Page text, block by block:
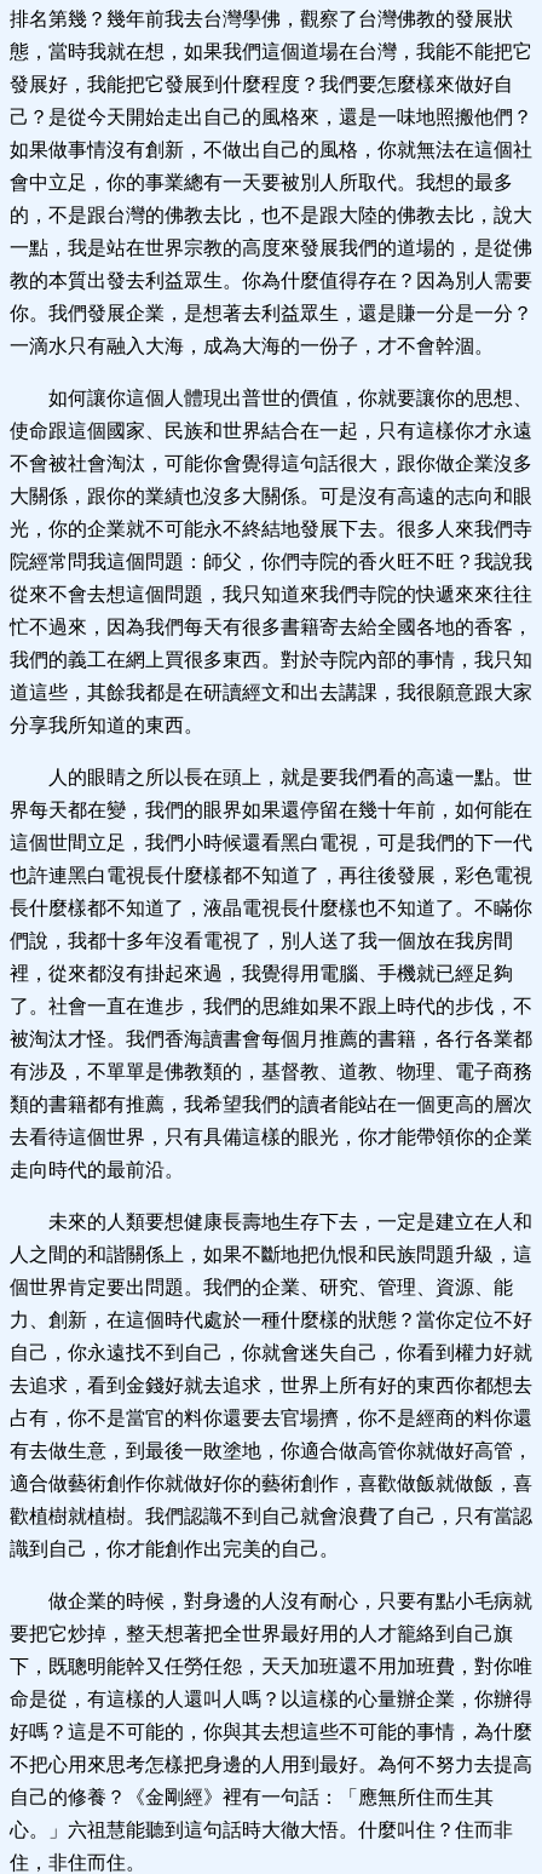
排名第幾？幾年前我去台灣學佛，觀察了台灣佛教的發展狀
態，當時我就在想，如果我們這個道場在台灣，我能不能把它
發展好，我能把它發展到什麼程度？我們要怎麼樣來做好自
己？是從今天開始走出自己的風格來，還是一味地照搬他們？
如果做事情沒有創新，不做出自己的風格，你就無法在這個社
會中立足，你的事業總有一天要被別人所取代。我想的最多
的，不是跟台灣的佛教去比，也不是跟大陸的佛教去比，說大
一點，我是站在世界宗教的高度來發展我們的道場的，是從佛
教的本質出發去利益眾生。你為什麼值得存在？因為別人需要
你。我們發展企業，是想著去利益眾生，還是賺一分是一分？
一滴水只有融入大海，成為大海的一份子，才不會幹涸。
如何讓你這個人體現出普世的價值，你就要讓你的思想、
使命跟這個國家、民族和世界結合在一起，只有這樣你才永遠
不會被社會淘汰，可能你會覺得這句話很大，跟你做企業沒多
大關係，跟你的業績也沒多大關係。可是沒有高遠的志向和眼
光，你的企業就不可能永不終結地發展下去。很多人來我們寺
院經常問我這個問題：師父，你們寺院的香火旺不旺？我說我
從來不會去想這個問題，我只知道來我們寺院的快遞來來往往
忙不過來，因為我們每天有很多書籍寄去給全國各地的香客，
我們的義工在網上買很多東西。對於寺院內部的事情，我只知
道這些，其餘我都是在研讀經文和出去講課，我很願意跟大家
分享我所知道的東西。
人的眼睛之所以長在頭上，就是要我們看的高遠一點。世
界每天都在變，我們的眼界如果還停留在幾十年前，如何能在
這個世間立足，我們小時候還看黑白電視，可是我們的下一代
也許連黑白電視長什麼樣都不知道了，再往後發展，彩色電視
長什麼樣都不知道了，液晶電視長什麼樣也不知道了。不瞞你
們說，我都十多年沒看電視了，別人送了我一個放在我房間
裡，從來都沒有掛起來過，我覺得用電腦、手機就已經足夠
了。社會一直在進步，我們的思維如果不跟上時代的步伐，不
被淘汰才怪。我們香海讀書會每個月推薦的書籍，各行各業都
有涉及，不單單是佛教類的，基督教、道教、物理、電子商務
類的書籍都有推薦，我希望我們的讀者能站在一個更高的層次
去看待這個世界，只有具備這樣的眼光，你才能帶領你的企業
走向時代的最前沿。
未來的人類要想健康長壽地生存下去，一定是建立在人和
人之間的和諧關係上，如果不斷地把仇恨和民族問題升級，這
個世界肯定要出問題。我們的企業、研究、管理、資源、能
力、創新，在這個時代處於一種什麼樣的狀態？當你定位不好
自己，你永遠找不到自己，你就會迷失自己，你看到權力好就
去追求，看到金錢好就去追求，世界上所有好的東西你都想去
占有，你不是當官的料你還要去官場擠，你不是經商的料你還
有去做生意，到最後一敗塗地，你適合做高管你就做好高管，
適合做藝術創作你就做好你的藝術創作，喜歡做飯就做飯，喜
歡植樹就植樹。我們認識不到自己就會浪費了自己，只有當認
識到自己，你才能創作出完美的自己。
做企業的時候，對身邊的人沒有耐心，只要有點小毛病就
要把它炒掉，整天想著把全世界最好用的人才籠絡到自己旗
下，既聰明能幹又任勞任怨，天天加班還不用加班費，對你唯
命是從，有這樣的人還叫人嗎？以這樣的心量辦企業，你辦得
好嗎？這是不可能的，你與其去想這些不可能的事情，為什麼
不把心用來思考怎樣把身邊的人用到最好。為何不努力去提高
自己的修養？《金剛經》裡有一句話：「應無所住而生其
心。」六祖慧能聽到這句話時大徹大悟。什麼叫住？住而非
住，非住而住。